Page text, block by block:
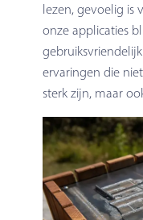
lezen, gevoelig is
onze applicaties
ervaringen die
sterk zijn, maar